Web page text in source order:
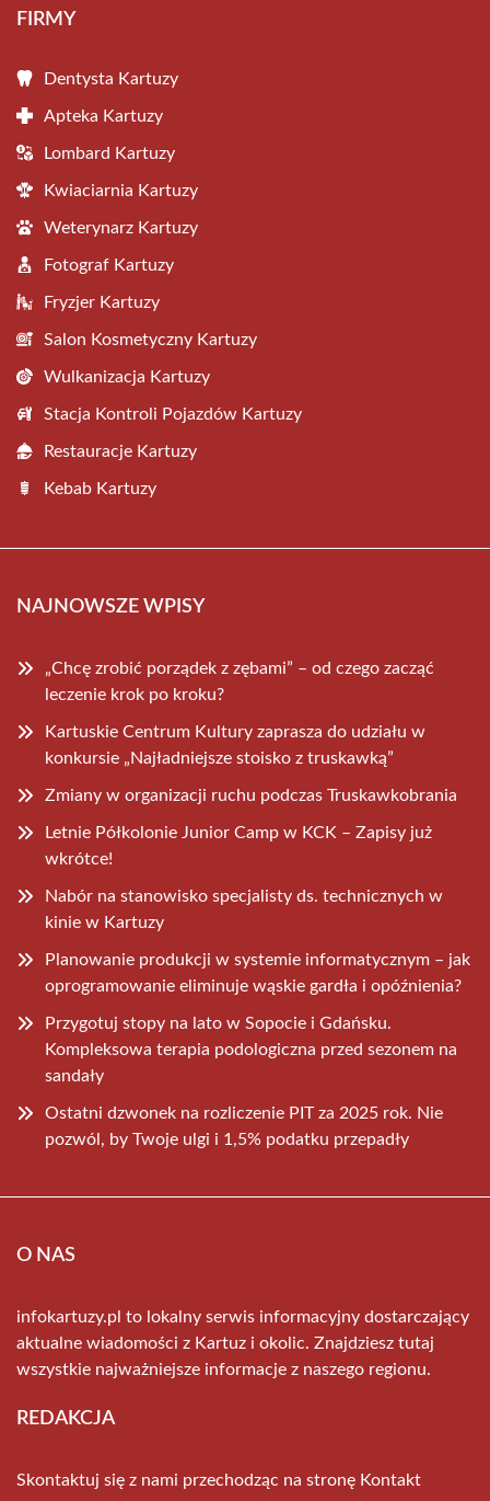
FIRMY
Dentysta Kartuzy
Apteka Kartuzy
Lombard Kartuzy
Kwiaciarnia Kartuzy
Weterynarz Kartuzy
Fotograf Kartuzy
Fryzjer Kartuzy
Salon Kosmetyczny Kartuzy
Wulkanizacja Kartuzy
Stacja Kontroli Pojazdów Kartuzy
Restauracje Kartuzy
Kebab Kartuzy
NAJNOWSZE WPISY
„Chcę zrobić porządek z zębami” – od czego zacząć
leczenie krok po kroku?
Kartuskie Centrum Kultury zaprasza do udziału w
konkursie „Najładniejsze stoisko z truskawką”
Zmiany w organizacji ruchu podczas Truskawkobrania
Letnie Półkolonie Junior Camp w KCK – Zapisy już
wkrótce!
Nabór na stanowisko specjalisty ds. technicznych w
kinie w Kartuzy
Planowanie produkcji w systemie informatycznym – jak
oprogramowanie eliminuje wąskie gardła i opóźnienia?
Przygotuj stopy na lato w Sopocie i Gdańsku.
Kompleksowa terapia podologiczna przed sezonem na
sandały
Ostatni dzwonek na rozliczenie PIT za 2025 rok. Nie
pozwól, by Twoje ulgi i 1,5% podatku przepadły
O NAS
infokartuzy.pl to lokalny serwis informacyjny dostarczający
aktualne wiadomości z Kartuz i okolic. Znajdziesz tutaj
wszystkie najważniejsze informacje z naszego regionu.
REDAKCJA
Skontaktuj się z nami przechodząc na stronę Kontakt